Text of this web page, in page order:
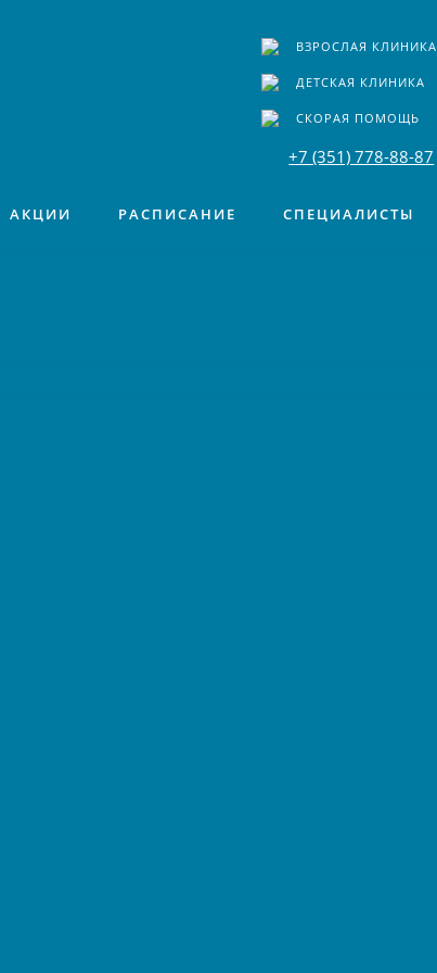
ВЗРОСЛАЯ КЛИНИКА
ДЕТСКАЯ КЛИНИКА
СКОРАЯ ПОМОЩЬ
+7 (351) 778-88-87
АКЦИИ РАСПИСАНИЕ СПЕЦИАЛИСТЫ